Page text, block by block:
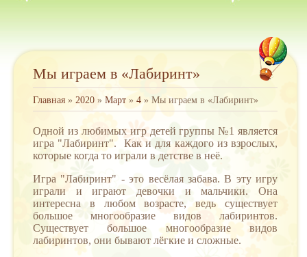
Мы играем в «Лабиринт»
Главная » 2020 » Март » 4 » Мы играем в «Лабиринт»
Одной из любимых игр детей группы №1 является
игра "Лабиринт". Как и для каждого из взрослых,
которые когда то играли в детстве в неё.
Игра "Лабиринт" - это весёлая забава. В эту игру
играли и играют девочки и мальчики. Она
интересна в любом возрасте, ведь существует
большое многообразие видов лабиринтов.
Существует большое многообразие видов
лабиринтов, они бывают лёгкие и сложные.